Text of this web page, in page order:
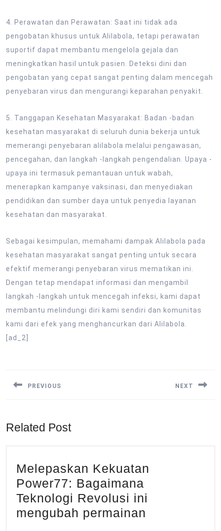
4. Perawatan dan Perawatan: Saat ini tidak ada
pengobatan khusus untuk Alilabola, tetapi perawatan
suportif dapat membantu mengelola gejala dan
meningkatkan hasil untuk pasien. Deteksi dini dan
pengobatan yang cepat sangat penting dalam mencegah
penyebaran virus dan mengurangi keparahan penyakit.
5. Tanggapan Kesehatan Masyarakat: Badan -badan
kesehatan masyarakat di seluruh dunia bekerja untuk
memerangi penyebaran alilabola melalui pengawasan,
pencegahan, dan langkah -langkah pengendalian. Upaya -
upaya ini termasuk pemantauan untuk wabah,
menerapkan kampanye vaksinasi, dan menyediakan
pendidikan dan sumber daya untuk penyedia layanan
kesehatan dan masyarakat.
Sebagai kesimpulan, memahami dampak Alilabola pada
kesehatan masyarakat sangat penting untuk secara
efektif memerangi penyebaran virus mematikan ini.
Dengan tetap mendapat informasi dan mengambil
langkah -langkah untuk mencegah infeksi, kami dapat
membantu melindungi diri kami sendiri dan komunitas
kami dari efek yang menghancurkan dari Alilabola.
[ad_2]
PREVIOUS NEXT
Related Post
Melepaskan Kekuatan
Power77: Bagaimana
Teknologi Revolusi ini
mengubah permainan